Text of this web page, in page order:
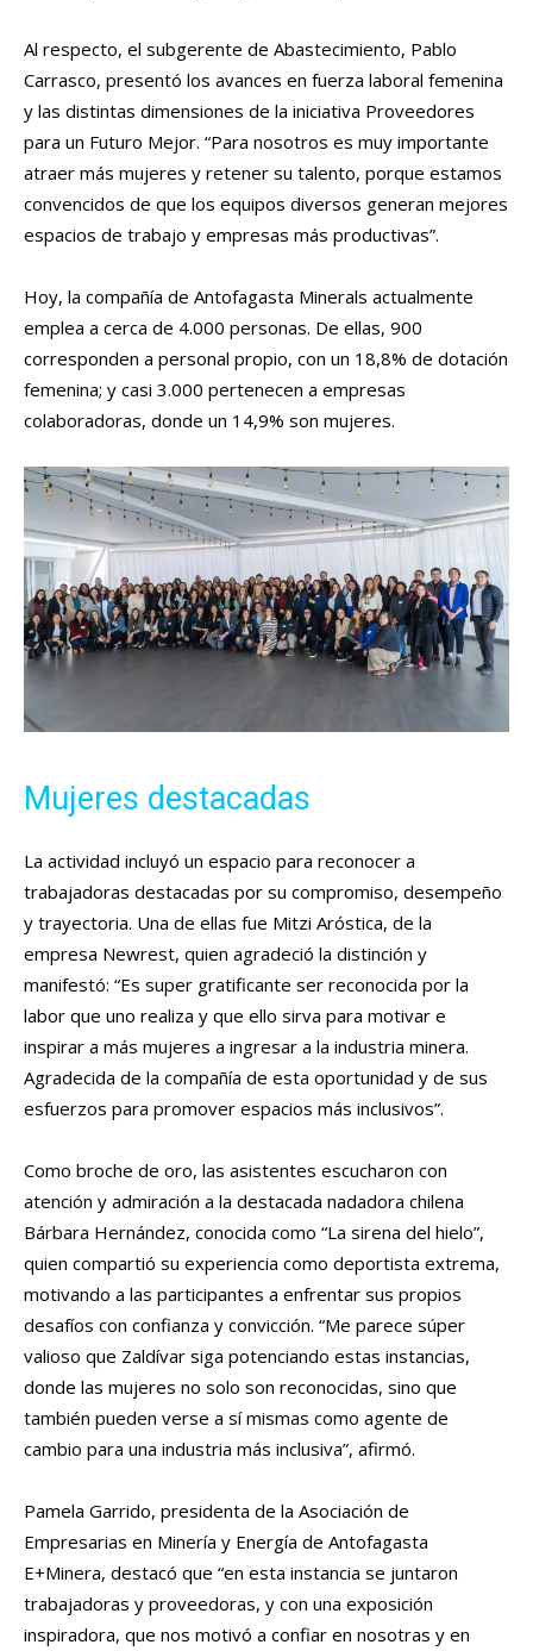
Al respecto, el subgerente de Abastecimiento, Pablo
Carrasco, presentó los avances en fuerza laboral femenina
y las distintas dimensiones de la iniciativa Proveedores
para un Futuro Mejor. “Para nosotros es muy importante
atraer más mujeres y retener su talento, porque estamos
convencidos de que los equipos diversos generan mejores
espacios de trabajo y empresas más productivas”.
Hoy, la compañía de Antofagasta Minerals actualmente
emplea a cerca de 4.000 personas. De ellas, 900
corresponden a personal propio, con un 18,8% de dotación
femenina; y casi 3.000 pertenecen a empresas
colaboradoras, donde un 14,9% son mujeres.
Mujeres destacadas
La actividad incluyó un espacio para reconocer a
trabajadoras destacadas por su compromiso, desempeño
y trayectoria. Una de ellas fue Mitzi Aróstica, de la
empresa Newrest, quien agradeció la distinción y
manifestó: “Es super gratificante ser reconocida por la
labor que uno realiza y que ello sirva para motivar e
inspirar a más mujeres a ingresar a la industria minera.
Agradecida de la compañía de esta oportunidad y de sus
esfuerzos para promover espacios más inclusivos”.
Como broche de oro, las asistentes escucharon con
atención y admiración a la destacada nadadora chilena
Bárbara Hernández, conocida como “La sirena del hielo”,
quien compartió su experiencia como deportista extrema,
motivando a las participantes a enfrentar sus propios
desafíos con confianza y convicción. “Me parece súper
valioso que Zaldívar siga potenciando estas instancias,
donde las mujeres no solo son reconocidas, sino que
también pueden verse a sí mismas como agente de
cambio para una industria más inclusiva”, afirmó.
Pamela Garrido, presidenta de la Asociación de
Empresarias en Minería y Energía de Antofagasta
E+Minera, destacó que “en esta instancia se juntaron
trabajadoras y proveedoras, y con una exposición
inspiradora, que nos motivó a confiar en nosotras y en